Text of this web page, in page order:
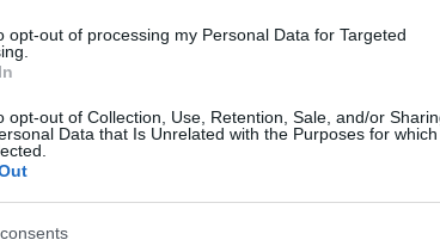
opt-out of processing my Personal Data for Targeted
opt-out of Collection, Use, Retention, Sale, and/or
Data that Is Unrelated with the Purposes for